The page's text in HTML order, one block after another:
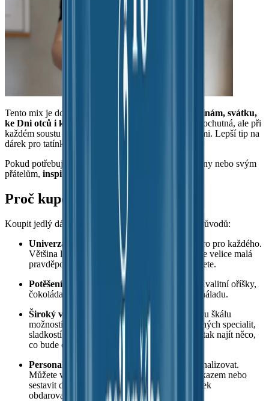
Tento mix je dokonalým dárkem pro tátu
k narozeninám, svátku,
ke Dni otců i k Vánocům.
Nejenže si Váš tatínek pochutná, ale při
každém soustu si vzpomene na chvíle strávené s Vámi. Lepší tip na
dárek pro tatínka zkrátka neznáme.
Pokud potřebujete koupit dárek i dalším členům rodiny nebo svým
přátelům, inspirujte se
Proč kupovat jedlé dárky?
Koupit jedlý dárek je dobrý nápad hned z několika důvodů:
Univerzálnost
– Jedlé dárky jsou vhodné skoro pro každého.
Většina lidí ocení dobré jídlo nebo pití, takže je velice malá
pravděpodobnost, že se s výběrem dárku seknete.
Potěšení – Jídlo a pití obecně přináší radost. Kvalitní oříšky,
čokoláda nebo sušené ovoce dokážou zlepšit náladu.
Široký výběr
– Jedlé dárky představují širokou škálu
možností. Můžete vybírat z různých druhů slaných specialit,
sladkostí, uzenin, sýrů nebo nápojů, a snadno tak najít něco,
co bude odpovídat vkusu obdarovaného.
Personalizace
– Jedlé dárky lze snadno personalizovat.
Můžete vybrat specifická balení s osobním vzkazem nebo
sestavit dárkový koš plný oblíbených pochoutek
obdarovaného.